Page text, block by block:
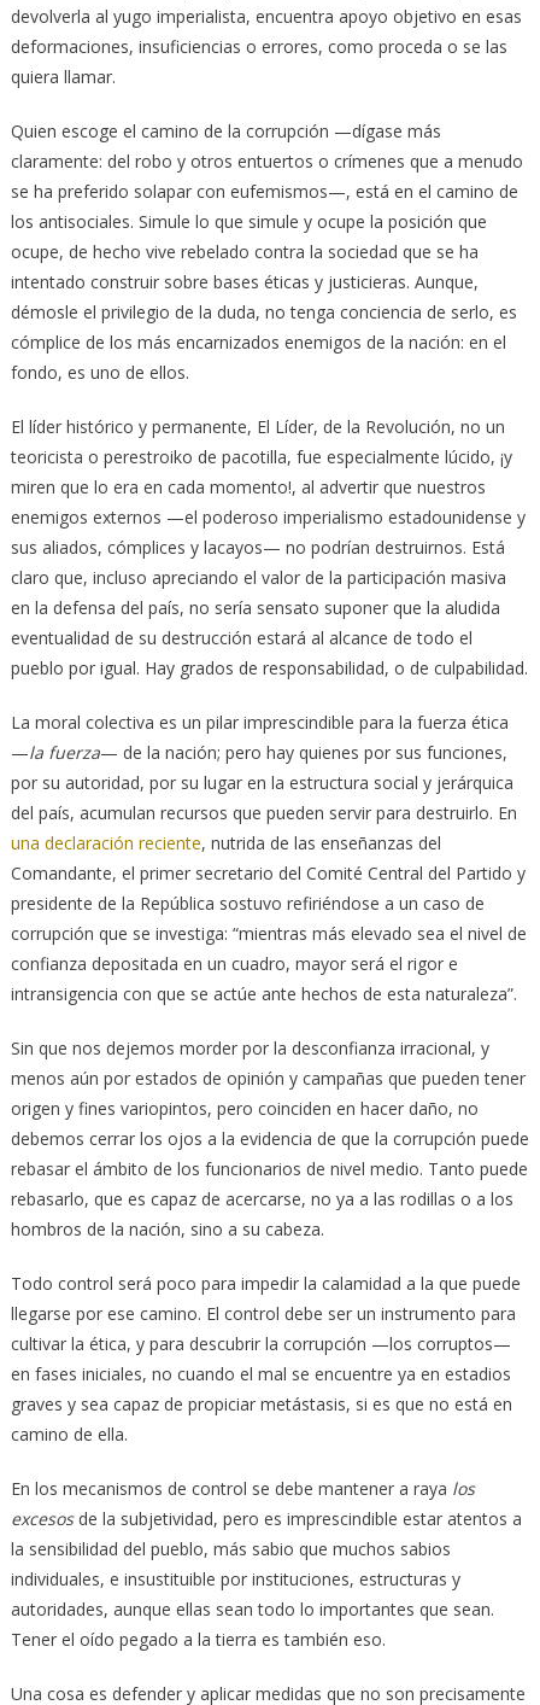
devolverla al yugo imperialista, encuentra apoyo objetivo en esas
deformaciones, insuficiencias o errores, como proceda o se las
quiera llamar.
Quien escoge el camino de la corrupción —dígase más
claramente: del robo y otros entuertos o crímenes que a menudo
se ha preferido solapar con eufemismos—, está en el camino de
los antisociales. Simule lo que simule y ocupe la posición que
ocupe, de hecho vive rebelado contra la sociedad que se ha
intentado construir sobre bases éticas y justicieras. Aunque,
démosle el privilegio de la duda, no tenga conciencia de serlo, es
cómplice de los más encarnizados enemigos de la nación: en el
fondo, es uno de ellos.
El líder histórico y permanente, El Líder, de la Revolución, no un
teoricista o perestroiko de pacotilla, fue especialmente lúcido, ¡y
miren que lo era en cada momento!, al advertir que nuestros
enemigos externos —el poderoso imperialismo estadounidense y
sus aliados, cómplices y lacayos— no podrían destruirnos. Está
claro que, incluso apreciando el valor de la participación masiva
en la defensa del país, no sería sensato suponer que la aludida
eventualidad de su destrucción estará al alcance de todo el
pueblo por igual. Hay grados de responsabilidad, o de culpabilidad.
La moral colectiva es un pilar imprescindible para la fuerza ética
—la fuerza— de la nación; pero hay quienes por sus funciones,
por su autoridad, por su lugar en la estructura social y jerárquica
del país, acumulan recursos que pueden servir para destruirlo. En
una declaración reciente, nutrida de las enseñanzas del
Comandante, el primer secretario del Comité Central del Partido y
presidente de la República sostuvo refiriéndose a un caso de
corrupción que se investiga: “mientras más elevado sea el nivel de
confianza depositada en un cuadro, mayor será el rigor e
intransigencia con que se actúe ante hechos de esta naturaleza”.
Sin que nos dejemos morder por la desconfianza irracional, y
menos aún por estados de opinión y campañas que pueden tener
origen y fines variopintos, pero coinciden en hacer daño, no
debemos cerrar los ojos a la evidencia de que la corrupción puede
rebasar el ámbito de los funcionarios de nivel medio. Tanto puede
rebasarlo, que es capaz de acercarse, no ya a las rodillas o a los
hombros de la nación, sino a su cabeza.
Todo control será poco para impedir la calamidad a la que puede
llegarse por ese camino. El control debe ser un instrumento para
cultivar la ética, y para descubrir la corrupción —los corruptos—
en fases iniciales, no cuando el mal se encuentre ya en estadios
graves y sea capaz de propiciar metástasis, si es que no está en
camino de ella.
En los mecanismos de control se debe mantener a raya los
excesosde la subjetividad, pero es imprescindible estar atentos a
la sensibilidad del pueblo, más sabio que muchos sabios
individuales, e insustituible por instituciones, estructuras y
autoridades, aunque ellas sean todo lo importantes que sean.
Tener el oído pegado a la tierra es también eso.
Una cosa es defender y aplicar medidas que no son precisamente